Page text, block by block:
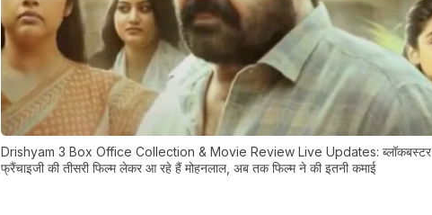
Drishyam 3 Box Office Collection & Movie Review Live Updates: ब्लॉकबस्टर
फ्रैंचाइजी की तीसरी फिल्म लेकर आ रहे हैं मोहनलाल, अब तक फिल्म ने की इतनी कमाई